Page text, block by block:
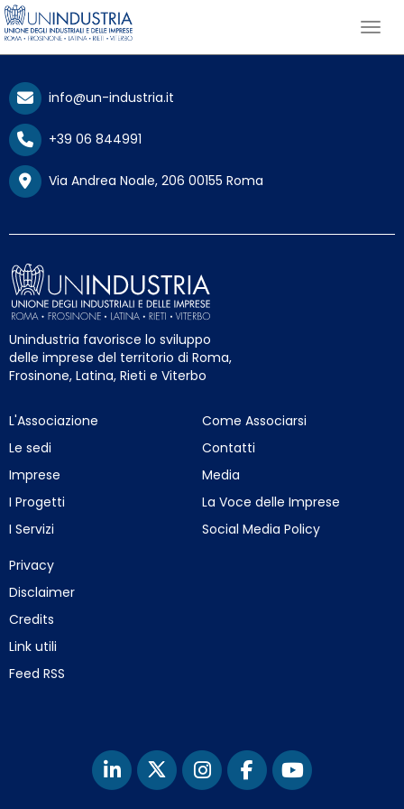
info@un-industria.it
+39 06 844991
Via Andrea Noale, 206 00155 Roma
Unindustria favorisce lo sviluppo
delle imprese del territorio di Roma,
Frosinone, Latina, Rieti e Viterbo
L'Associazione
Le sedi
Imprese
I Progetti
I Servizi
Come Associarsi
Contatti
Media
La Voce delle Imprese
Social Media Policy
Privacy
Disclaimer
Credits
Link utili
Feed RSS